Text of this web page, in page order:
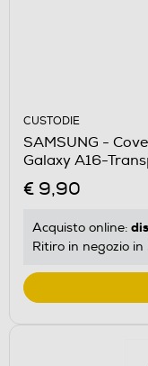
CUSTODIE
SAMSUNG -
Galaxy A16-
€ 9,90
Acquisto online:
Ritiro in negozio